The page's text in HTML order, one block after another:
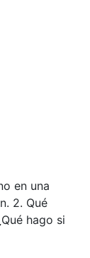
en una
2. Qué
hago si